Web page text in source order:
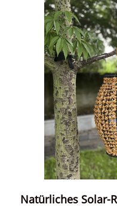
Natürliches Solar-